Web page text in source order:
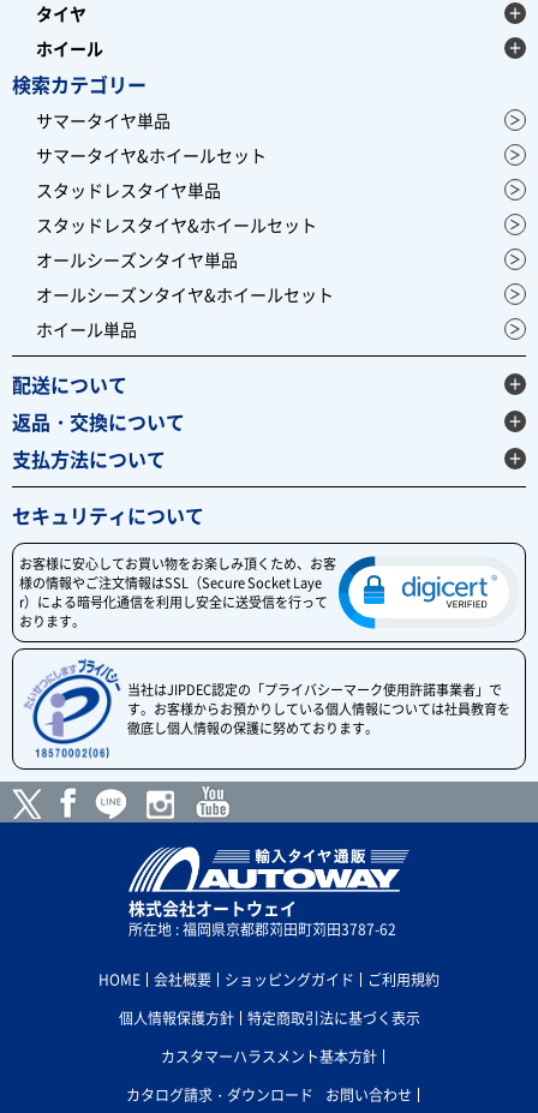
タイヤ
ホイール
検索カテゴリー
サマータイヤ単品
サマータイヤ&ホイールセット
スタッドレスタイヤ単品
スタッドレスタイヤ&ホイールセット
オールシーズンタイヤ単品
オールシーズンタイヤ&ホイールセット
ホイール単品
配送について
返品・交換について
支払方法について
セキュリティについて
お客様に安心してお買い物をお楽しみ頂くため、お客
様の情報やご注文情報はSSL（Secure Socket Laye
r）による暗号化通信を利用し安全に送受信を行って
おります。
当社はJIPDEC認定の「プライバシーマーク使用許諾事業者」で
す。お客様からお預かりしている個人情報については社員教育を
徹底し個人情報の保護に努めております。
株式会社オートウェイ
所在地 : 福岡県京都郡苅田町苅田3787-62
HOME 会社概要 ショッピングガイド
ご利用規約
個人情報保護方針
特定商取引法に基づく表示
カスタマーハラスメント基本方針
カタログ請求・ダウンロード
お問い合わせ